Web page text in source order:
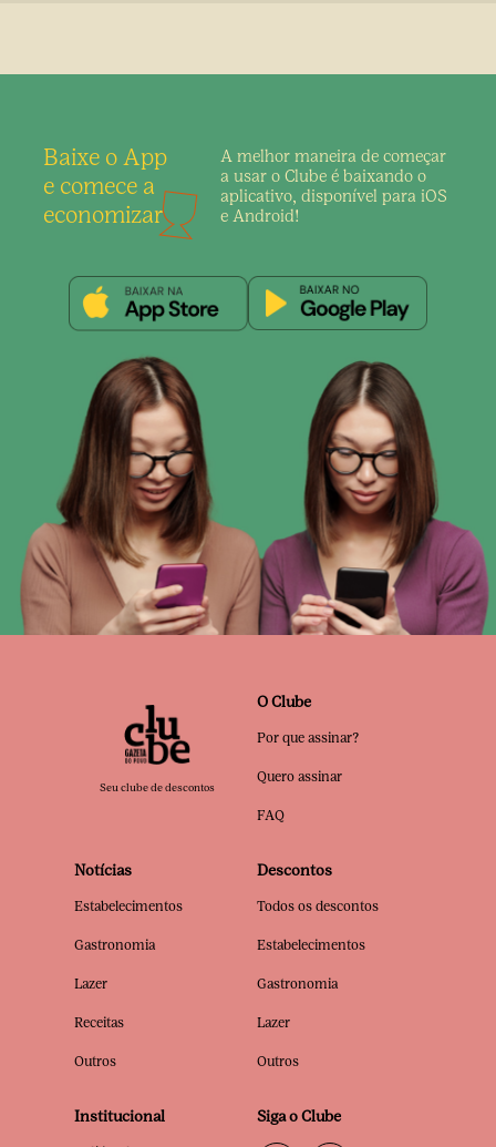
Baixe o App
e comece a
economizar
A melhor maneira de começar
a usar o Clube é baixando o
aplicativo, disponível para iOS
e Android!
Seu clube de descontos
O Clube
Por que assinar?
Quero assinar
FAQ
Notícias
Estabelecimentos
Gastronomia
Lazer
Receitas
Outros
Descontos
Todos os descontos
Estabelecimentos
Gastronomia
Lazer
Outros
Institucional Siga o Clube